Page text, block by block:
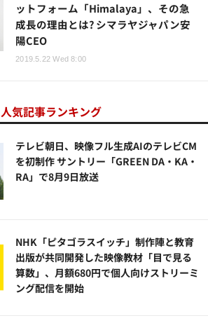
ットフォーム「Himalaya」、その急
成長の理由とは? シマラヤジャパン安
陽CEO
2019.5.22 Wed 8:00
人気記事ランキング
テレビ朝日、映像フル生成AIのテレビCM
を初制作 サントリー「GREEN DA・KA・
RA」で8月9日放送
NHK「ピタゴラスイッチ」制作陣と教育
出版が共同開発した映像教材「目で見る
算数」、月額680円で個人向けストリーミ
ング配信を開始